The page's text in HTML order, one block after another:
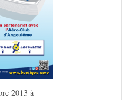
2013 à